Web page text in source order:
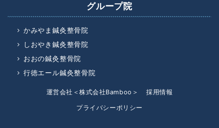
グループ院
かみやま鍼灸整骨院
しおやき鍼灸整骨院
おおの鍼灸整骨院
行徳エール鍼灸整骨院
運営会社＜株式会社Bamboo＞ 採用情報
プライバシーポリシー